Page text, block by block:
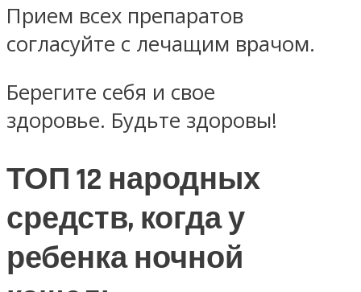
Прием всех препаратов
согласуйте с лечащим врачом.
Берегите себя и свое
здоровье. Будьте здоровы!
ТОП 12 народных
средств, когда у
ребенка ночной